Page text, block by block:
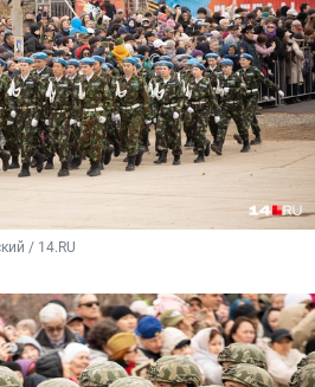
/ 14.RU